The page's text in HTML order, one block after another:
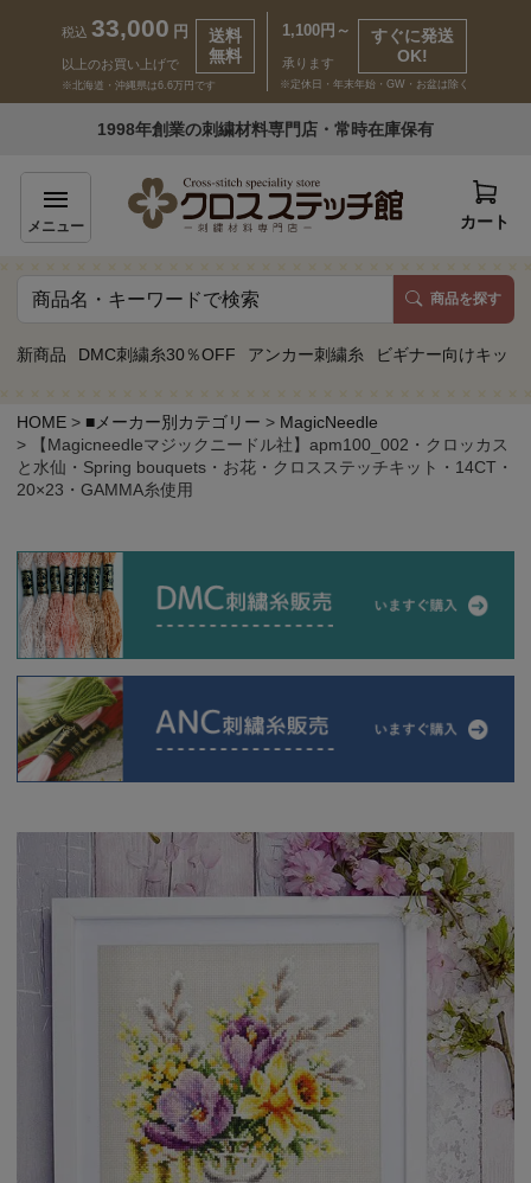
税込 33,000 円
以上のお買い上げで
送料
無料
※北海道・沖縄県は6.6万円です
1,100円～
承ります
すぐに発送
OK!
※定休日・年末年始・GW・お盆は除く
1998年創業の刺繍材料専門店・常時在庫保有
メニュー カート
商品を探す
新商品 DMC刺繍糸30％OFF アンカー刺繍糸 ビギナー向けキット
いらっしゃいませ ゲスト 様
商品一覧
取り扱いブランドから探す
当店について
よくあるご質問
ご利用ガイド
返品特約について
新規会員登録
会員規約について
特定商取引法について
個人情報取り扱いについて
HOME ■メーカー別カテゴリー
MagicNeedle
【Magicneedleマジックニードル社】apm100_002・クロッカス
と水仙・Spring bouquets・お花・クロスステッチキット・14CT・
20×23・GAMMA糸使用